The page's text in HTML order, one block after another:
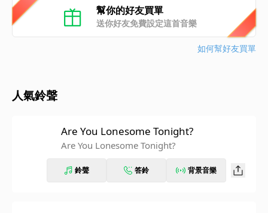
幫你的好友買單
送你好友免費設定這首音樂
如何幫好友買單
人氣鈴聲
Are You Lonesome Tonight?
Are You Lonesome Tonight?
鈴聲 答鈴 背景音樂